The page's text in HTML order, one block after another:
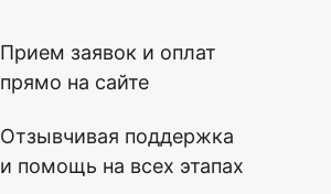
Прием заявок и оплат
прямо на сайте
Отзывчивая поддержка
и помощь на всех этапах